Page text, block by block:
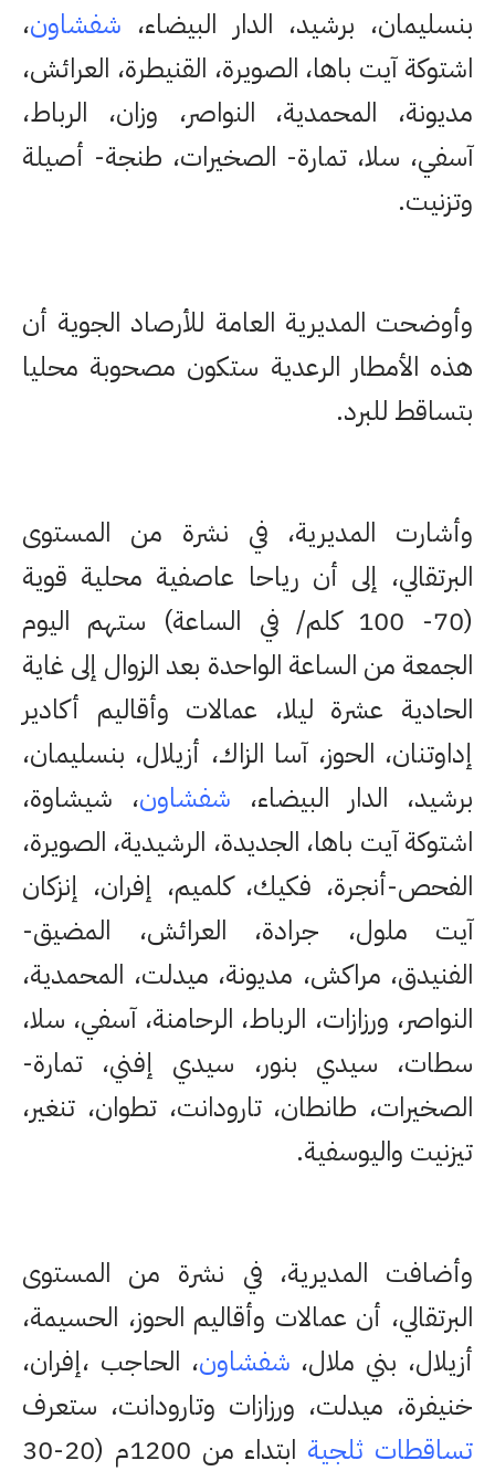
بنسليمان، برشيد، الدار البيضاء، شفشاون،
اشتوكة آيت باها، الصويرة، القنيطرة، العرائش،
مديونة، المحمدية، النواصر، وزان، الرباط،
آسفي، سلا، تمارة- الصخيرات، طنجة- أصيلة
وتزنيت.
وأوضحت المديرية العامة للأرصاد الجوية أن
هذه الأمطار الرعدية ستكون مصحوبة محليا
بتساقط للبرد.
وأشارت المديرية، في نشرة من المستوى
البرتقالي، إلى أن رياحا عاصفية محلية قوية
(70- 100 كلم/ في الساعة) ستهم اليوم
الجمعة من الساعة الواحدة بعد الزوال إلى غاية
الحادية عشرة ليلا، عمالات وأقاليم أكادير
إداوتنان، الحوز، آسا الزاك، أزيلال، بنسليمان،
برشيد، الدار البيضاء، شفشاون، شيشاوة،
اشتوكة آيت باها، الجديدة، الرشيدية، الصويرة،
الفحص-أنجرة، فكيك، كلميم، إفران، إنزكان
آيت ملول، جرادة، العرائش، المضيق-
الفنيدق، مراكش، مديونة، ميدلت، المحمدية،
النواصر، ورزازات، الرباط، الرحامنة، آسفي، سلا،
سطات، سيدي بنور، سيدي إفني، تمارة-
الصخيرات، طانطان، تارودانت، تطوان، تنغير،
تيزنيت واليوسفية.
وأضافت المديرية، في نشرة من المستوى
البرتقالي، أن عمالات وأقاليم الحوز، الحسيمة،
أزيلال، بني ملال، شفشاون، الحاجب ،إفران،
خنيفرة، ميدلت، ورزازات وتارودانت، ستعرف
تساقطات ثلجية
ابتداء من 1200م (20-30